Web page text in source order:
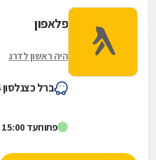
פלאפון
היה ראשון לדרג
ברל כצנלסון 14, מקס ערים כפר סבא
פתוחעד 15:00